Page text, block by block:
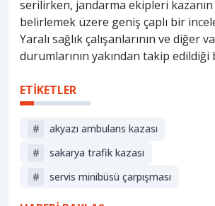
serilirken, jandarma ekipleri
belirlemek üzere geniş çaplı bir
Yaralı sağlık çalışanlarının ve diğer
durumlarının yakından takip edildiği
ETİKETLER
#
akyazı ambulans kazası
#
sakarya trafik kazası
#
servis minibüsü çarpışması